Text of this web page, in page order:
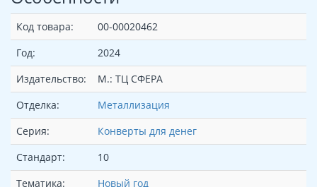
Код товара:
00-00020462
Год:
2024
Издательство:
М.: ТЦ СФЕРА
Отделка:
Металлизация
Серия:
Конверты для денег
Стандарт:
10
Тематика:
Новый год